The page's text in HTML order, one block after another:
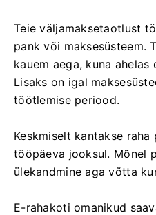
Teie väljamaksetaotlust
pank või maksesüsteem.
kauem aega, kuna
Lisaks on igal
töötlemise periood.
Keskmiselt kantakse raha
tööpäeva jooksul. Mõnel
ülekandmine aga võtta
E-rahakoti omanikud